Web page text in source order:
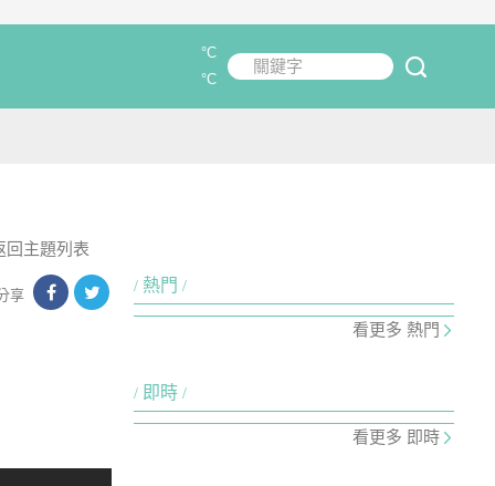
關鍵字
°C
°C
回主題列表
享
熱門
看更多 熱門
即時
看更多 即時